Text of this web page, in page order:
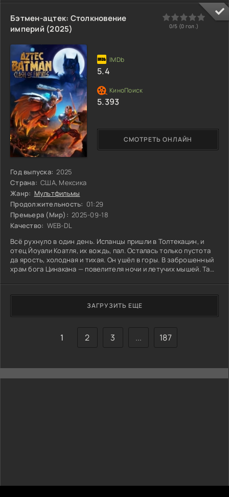
рассеянных по миру. Каждая встреча — это испытание, каждая
находка дарит частицу забытой мощи. Их путь полон
опасностей. Они спешат, зная, что время работает против
них. С каждым новым союзником сила Хуллы меркнет, а у
команды крепнет
Бэтмен-ацтек: Столкновение
империй (2025)
Год выпуска: 2025
Страна: США, Мексика
Жанр: Мультфильмы
Продолжительность: 01:29
Премьера (Мир): 2025-09-18
Качество: WEB-DL
Всё рухнуло в один день. Испанцы пришли в Толтекацин, и
отец Йоуали Коатля, их вождь, пал. Осталась только пустота
да ярость, холодная и тихая. Он ушёл в горы. В заброшенный
храм бога Цинакана — повелителя ночи и летучих мышей. Там,
учил мальчика не просто сражаться. Учил терпению, как у
хищника в засаде. Учил слушать тишину. Йоуали ковал свою
месть в темноте. Не просто оружие — продолжение гнева и
боли. Костяные клинки, прочный щит из
СМОТРЕТЬ ОНЛАЙН
5.4
5.393
0 4 5
0/5 (0 гол.)
ЗАГРУЗИТЬ ЕЩЕ
1 2 3 ... 187